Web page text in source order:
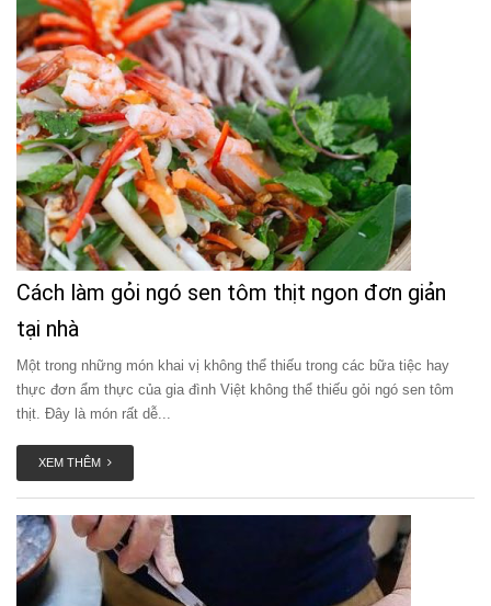
Cách làm gỏi ngó sen tôm thịt ngon đơn giản
tại nhà
Một trong những món khai vị không thể thiếu trong các bữa tiệc hay
thực đơn ẩm thực của gia đình Việt không thể thiếu gỏi ngó sen tôm
thịt. Đây là món rất dễ...
XEM THÊM